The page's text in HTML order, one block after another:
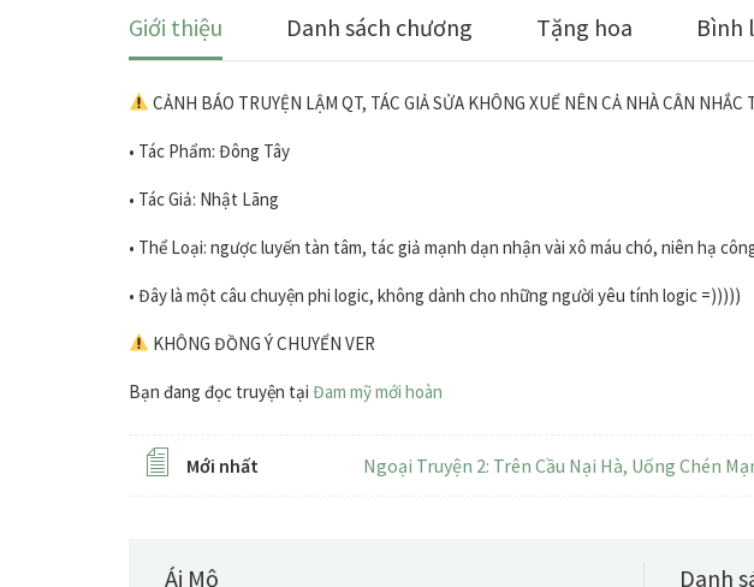
Giới thiệu Danh sách chương Tặng hoa Bình
CẢNH BÁO TRUYỆN LẬM QT, TÁC GIẢ SỬA KHÔNG XUỂ NÊN CẢ NHÀ CÂN
• Tác Phẩm: Đông Tây
• Tác Giả: Nhật Lãng
• Thể Loại: ngược luyến tàn tâm, tác giả mạnh dạn nhận vài xô máu chó, niên hạ
• Đây là một câu chuyện phi logic, không dành cho những người yêu tính logic =)))))
KHÔNG ĐỒNG Ý CHUYỂN VER
Bạn đang đọc truyện tại Đam mỹ mới hoàn
Mới nhất Ngoại Truyện 2: Trên Cầu Nại Hà, Uống Chén
Ái Mộ Danh